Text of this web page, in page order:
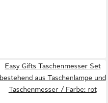
Easy Gifts Taschenmesser Set
bestehend aus Taschenlampe und
Taschenmesser / Farbe: rot